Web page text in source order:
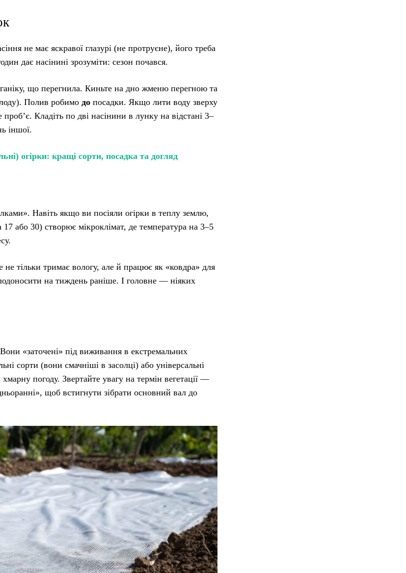
не має яскравої глазурі (не протруєне), його треба
дає насінині зрозуміти: сезон почався.
що перегнила. Киньте на дно жменю перегною та
Полив робимо до посадки. Якщо лити воду зверху
Кладіть по дві насінини в лунку на відстані 3–
іншої.
огірки: кращі сорти, посадка та догляд
Навіть якщо ви посіяли огірки в теплу землю,
або 30) створює мікроклімат, де температура на 3–5
тільки тримає вологу, але й працює як «ковдра» для
на тиждень раніше. І головне — ніяких
«заточені» під виживання в екстремальних
сорти (вони смачніші в засолці) або універсальні
погоду. Звертайте увагу на термін вегетації —
щоб встигнути зібрати основний вал до